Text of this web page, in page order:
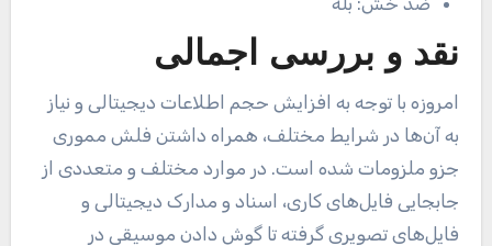
نقد و بررسی اجمالی
امروزه با توجه به افزایش حجم اطلاعات دیجیتالی و نیاز
به آن‌ها در شرایط مختلف، همراه داشتن فلش مموری
جزو ملزومات شده است. در موارد مختلف و متعددی از
جابجایی فایل‌های کاری، اسناد و مدارک دیجیتالی و
فایل‌های تصویری گرفته تا گوش دادن موسیقی در